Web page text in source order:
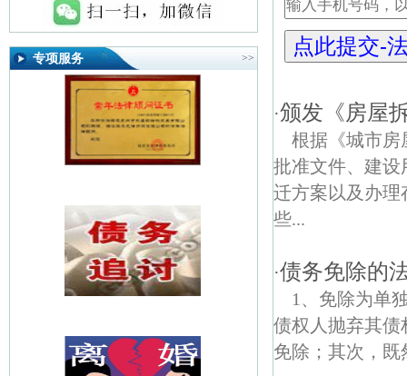
专项服务 >>
·颁发《房屋
根据《城市房
批准文件、建设
迁方案以及办
些...
·债务免除的
1、免除为单
债权人抛弃其债
免除；其次，